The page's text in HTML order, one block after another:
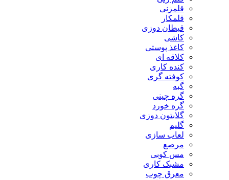
قلمزنی
قلمکار
قیطان دوزی
کاشی
کاغذ پوستی
کلاقه ای
کنده کاری
کوفته گری
گبه
گره چینی
گره خورد
گلابتون دوزی
گلیم
لعاب سازی
مرصع
مس کوبی
مشبک کاری
معرق چوب